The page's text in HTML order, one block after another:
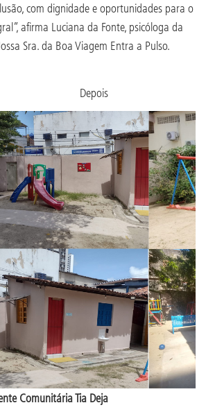
com dignidade e oportunidades para o
afirma Luciana da Fonte, psicóloga da
Sra. da Boa Viagem Entra a Pulso.
Comunitária Tia Deja